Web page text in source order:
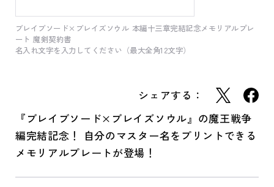
ブレイブソード×ブレイズソウル 本編十三章完結記念メモリアルプレ
ート 魔剣契約書
名入れ文字を入力してください（最大全角12文字）
シェアする：
『ブレイブソード×ブレイズソウル』の魔王戦争
編完結記念！ 自分のマスター名をプリントできる
メモリアルプレートが登場！